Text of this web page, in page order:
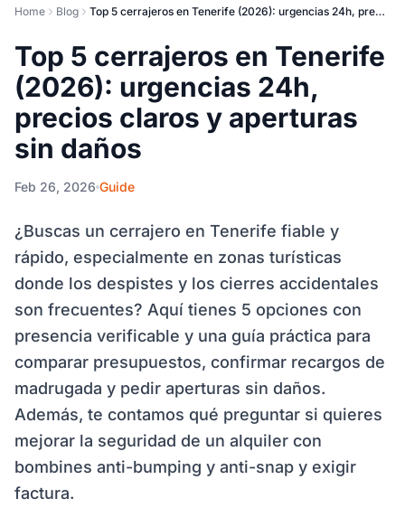
Home Blog Top 5 cerrajeros en Tenerife (2026): urgencias 24h, precios claros y aperturas sin daños
Top 5 cerrajeros en Tenerife
(2026): urgencias 24h,
precios claros y aperturas
sin daños
Feb 26, 2026 Guide
¿Buscas un cerrajero en Tenerife fiable y
rápido, especialmente en zonas turísticas
donde los despistes y los cierres accidentales
son frecuentes? Aquí tienes 5 opciones con
presencia verificable y una guía práctica para
comparar presupuestos, confirmar recargos de
madrugada y pedir aperturas sin daños.
Además, te contamos qué preguntar si quieres
mejorar la seguridad de un alquiler con
bombines anti-bumping y anti-snap y exigir
factura.